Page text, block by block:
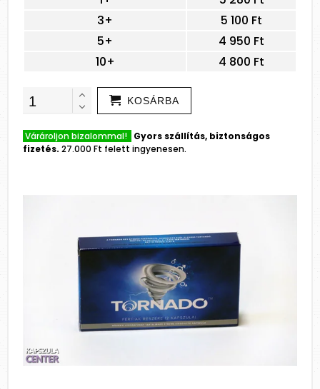
3+
5 100 Ft
5+
4 950 Ft
10+
4 800 Ft
KOSÁRBA
Várároljon bizalommal! Gyors szállítás, biztonságos
fizetés. 27.000 Ft felett ingyenesen.